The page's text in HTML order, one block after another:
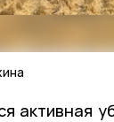
активная